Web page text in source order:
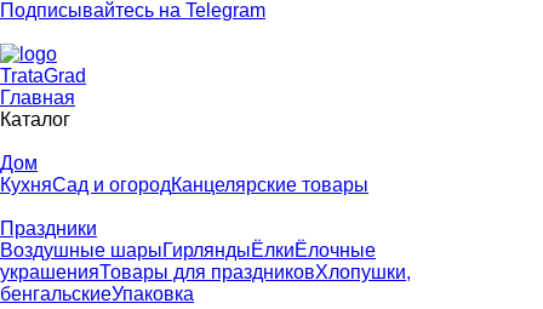
Подписывайтесь на Telegram
TrataGrad
Главная
Каталог
Дом
КухняСад и огородКанцелярские товары
Праздники
Воздушные шарыГирляндыЁлкиЁлочные
украшенияТовары для праздниковХлопушки,
бенгальскиеУпаковка